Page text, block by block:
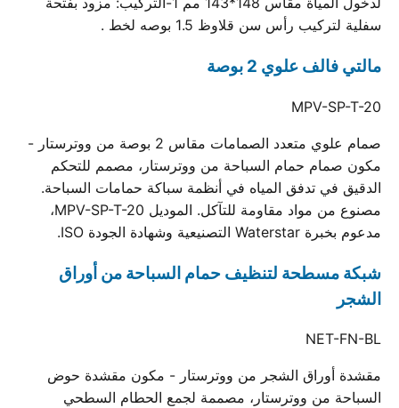
سفلية لتركيب رأس سن قلاوظ 1.5 بوصه لخط .
مالتي فالف علوي 2 بوصة
MPV-SP-T-20
صمام علوي متعدد الصمامات مقاس 2 بوصة من ووترستار -
مكون صمام حمام السباحة من ووترستار، مصمم للتحكم
الدقيق في تدفق المياه في أنظمة سباكة حمامات السباحة.
مصنوع من مواد مقاومة للتآكل. الموديل MPV-SP-T-20،
مدعوم بخبرة Waterstar التصنيعية وشهادة الجودة ISO.
شبكة مسطحة لتنظيف حمام السباحة من أوراق
الشجر
NET-FN-BL
مقشدة أوراق الشجر من ووترستار - مكون مقشدة حوض
السباحة من ووترستار، مصممة لجمع الحطام السطحي